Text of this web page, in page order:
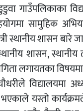
गाउँपलिकाका
सामुहिक
स्थानीय शासन बारे
शासन, स्थानीय
लगायतका
यस्तो